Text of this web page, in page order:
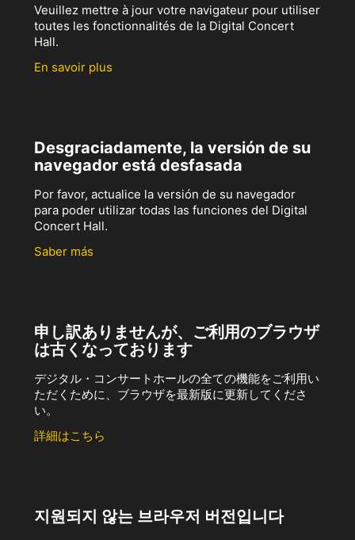
Veuillez mettre à jour votre navigateur pour utiliser
toutes les fonctionnalités de la Digital Concert
Hall.
En savoir plus
Desgraciadamente, la versión de su
navegador está desfasada
Por favor, actualice la versión de su navegador
para poder utilizar todas las funciones del Digital
Concert Hall.
Saber más
申し訳ありませんが、ご利用のブラウザ
は古くなっております
デジタル・コンサートホールの全ての機能をご利用い
ただくために、ブラウザを最新版に更新してくださ
い。
詳細はこちら
지원되지 않는 브라우저 버전입니다